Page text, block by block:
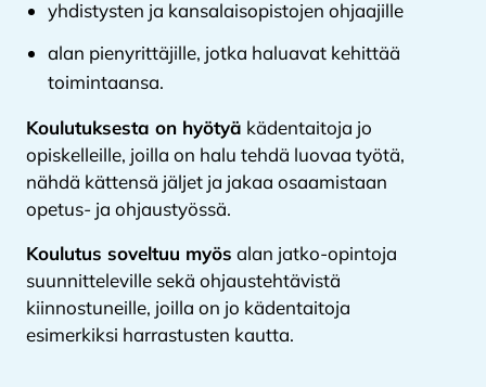
yhdistysten ja kansalaisopistojen ohjaajille
alan pienyrittäjille, jotka haluavat kehittää
toimintaansa.
Koulutuksesta on hyötyä kädentaitoja jo
opiskelleille, joilla on halu tehdä luovaa työtä,
nähdä kättensä jäljet ja jakaa osaamistaan
opetus- ja ohjaustyössä.
Koulutus soveltuu myös alan jatko-opintoja
suunnitteleville sekä ohjaustehtävistä
kiinnostuneille, joilla on jo kädentaitoja
esimerkiksi harrastusten kautta.